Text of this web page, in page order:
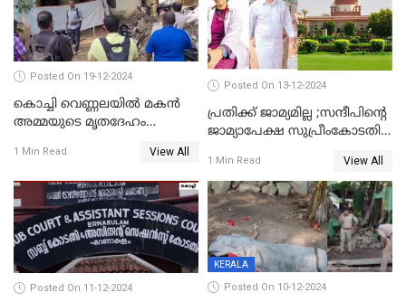
Posted On 19-12-2024
കൊച്ചി വെണ്ണലയില്‍ മകന്‍
അമ്മയുടെ മൃതദേഹം
1 Min Read View All
Posted On 13-12-2024
പ്രതിക്ക് ജാമ്യമില്ല ;സന്ദീപിന്റെ
ജാമ്യാപേക്ഷ സുപ്രീംകോടതി
1 Min Read View All
Posted On 11-12-2024
KERALA
Posted On 10-12-2024